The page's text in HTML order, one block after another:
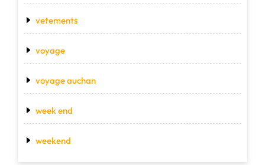
vetements
voyage
voyage auchan
week end
weekend